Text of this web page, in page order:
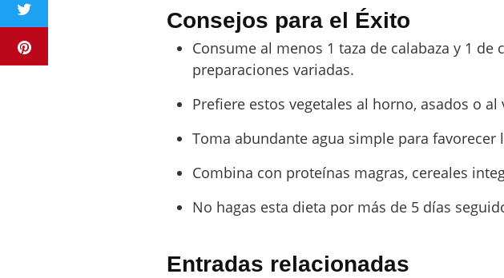
Consejos para el Éxito
Consume al menos 1 taza de calabaza y 1 de
preparaciones variadas.
Prefiere estos vegetales al horno, asados o
Toma abundante agua simple para favorecer
Combina con proteínas magras, cereales
No hagas esta dieta por más de 5 días
Entradas relacionadas